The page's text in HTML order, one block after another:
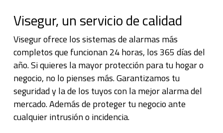
Visegur, un servicio de calidad
Visegur ofrece los sistemas de alarmas más
completos que funcionan 24 horas, los 365 días del
año. Si quieres la mayor protección para tu hogar o
negocio, no lo pienses más. Garantizamos tu
seguridad y la de los tuyos con la mejor alarma del
mercado. Además de proteger tu negocio ante
cualquier intrusión o incidencia.